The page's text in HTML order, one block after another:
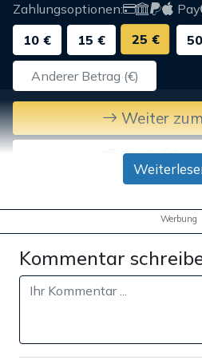
Zahlungsoptionen: Pay
10 €
15 € 25 €
Weiter
Bank-
Werbung
Kommentar